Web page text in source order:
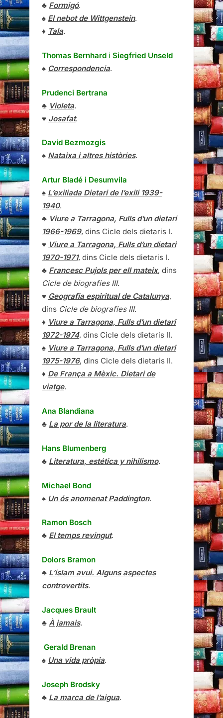
♣ Formigó.
♠ El nebot de Wittgenstein.
♦ Tala.
Thomas Bernhard i Siegfried Unseld
♠ Correspondencia.
Prudenci Bertrana
♣ Violeta.
♥ Josafat.
David Bezmozgis
♠ Nataixa i altres històries.
Artur Bladé i Desumvila
♠ L’exiliada Dietari de l’exili 1939-
1940.
♣ Viure a Tarragona, Fulls d’un dietari
1966-1969, dins Cicle dels dietaris I.
♥ Viure a Tarragona, Fulls d’un dietari
1970-1971, dins Cicle dels dietaris I.
♣ Francesc Pujols per ell mateix, dins
Cicle de biografies III.
♥ Geografia espiritual de Catalunya,
dins Cicle de biografies III.
♦ Viure a Tarragona, Fulls d’un dietari
1972-1974, dins Cicle dels dietaris II.
♠ Viure a Tarragona, Fulls d’un dietari
1975-1976, dins Cicle dels dietaris II.
♦ De França a Mèxic. Dietari de
viatge.
Ana Blandiana
♣ La por de la literatura.
Hans Blumenberg
♣ Literatura, estética y nihilismo.
Michael Bond
♠ Un ós anomenat Paddington.
Ramon Bosch
♣ El temps revingut.
Dolors Bramon
♣ L’islam avui. Alguns aspectes
controvertits.
Jacques Brault
♣ À jamais.
Gerald Brenan
♠ Una vida pròpia.
Joseph Brodsky
♣ La marca de l’aigua.